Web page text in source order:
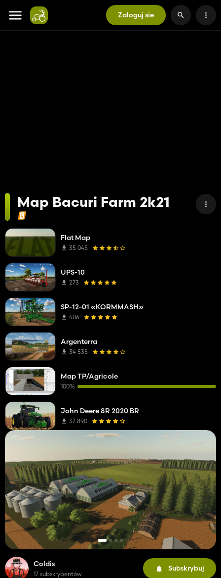
Zaloguj sie
Map Bacuri Farm 2k21
Coldis
17 subskrybentów
Subskrybuj
Flat Map
35 045
UPS-10
273
SP-12-01 «KORMMASH»
406
Argenterra
34 535
Map TP/Agricole
100%
John Deere 8R 2020 BR
37 890